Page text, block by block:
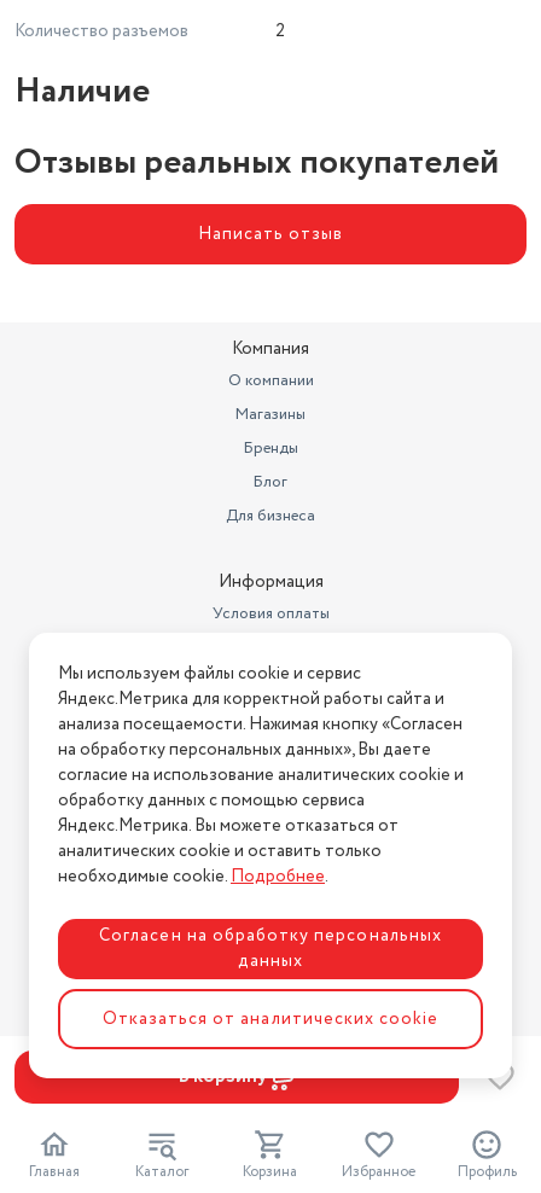
Главная Каталог Корзина Избранное Профиль
В корзину
Количество разъемов
2
Наличие
Отзывы реальных покупателей
Написать отзыв
Компания
О компании
Магазины
Бренды
Блог
Для бизнеса
Информация
Условия оплаты
Условия возврата
Нашли ошибку на сайте? Напишите нам
2026 © Интернет-магазин "АстМаркет". У нас есть всё!
Политика конфиденциальности
Разработка сайтаASTDESIGN
Мы используем файлы cookie и сервис
Яндекс.Метрика для корректной работы сайта и
анализа посещаемости. Нажимая кнопку «Согласен
на обработку персональных данных», Вы даете
согласие на использование аналитических cookie и
обработку данных с помощью сервиса
Яндекс.Метрика. Вы можете отказаться от
аналитических cookie и оставить только
необходимые cookie.Подробнее.
Согласен на обработку персональных
данных
Отказаться от аналитических cookie